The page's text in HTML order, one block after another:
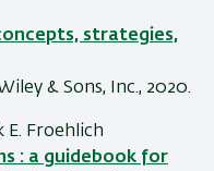
strategies,
& Sons, Inc., 2020.
Froehlich
: a guidebook for